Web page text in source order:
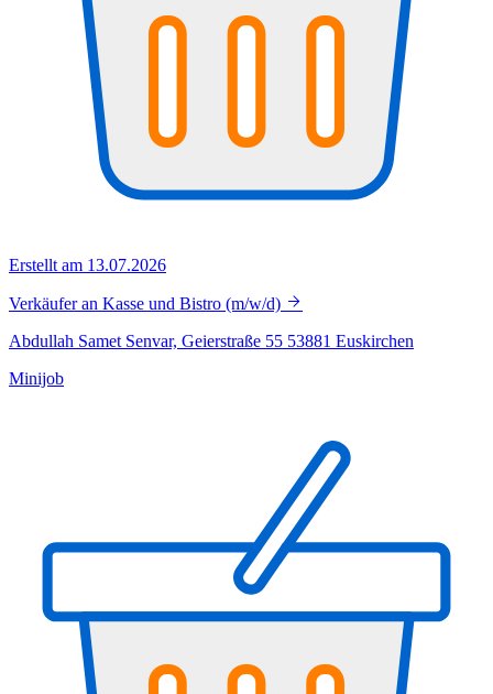
Erstellt am 13.07.2026
Verkäufer an Kasse und Bistro (m/w/d)
Abdullah Samet Senvar, Geierstraße 55 53881 Euskirchen
Minijob